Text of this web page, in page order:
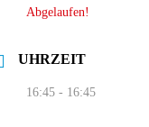
Abgelaufen!
UHRZEIT
16:45 - 16:45